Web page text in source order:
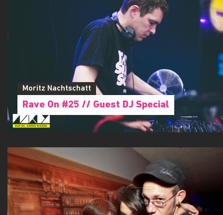
Moritz Nachtschatt
Rave On #25 // Guest DJ Special